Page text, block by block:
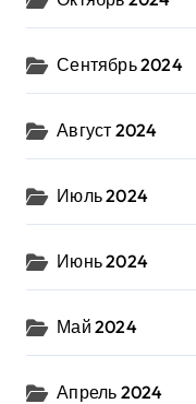
Сентябрь 2024
Август 2024
Июль 2024
Июнь 2024
Май 2024
Апрель 2024